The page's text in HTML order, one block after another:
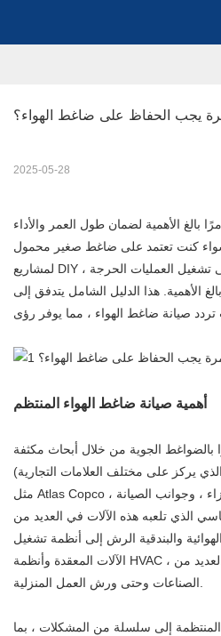
يجب الحفاظ على ضاغط الهواء؟
2025-05-28
بالغ الأهمية لضمان طول العمر والأداء
سواء كنت تعتمد على ضاغط صغير محمول
لمشاريع DIY أو وحدة صناعية كبيرة تعمل على تشغيل العمليات الحرجة ،
الأهمية. هذا الدليل الشامل يتدفق إلى
بالضواغط الجوية من خلال أبحاث مكثفة
(كما هو واضح في تاريخ البحث الذي يركز على مختلف العلامات التجارية
مثل Atlas Copco ، ونماذج محددة ، وأجزاء ، وجوانب الصيانة) ، من
الذي تلعبه هذه الآلات في العديد من
والبندقية الرش إلى أنظمة تشغيل
الآلات المعقدة وأنظمة HVAC ، تعد ضواغط الهواء هي عمل العديد من
الصناعات وحتى ورش العمل المنزلية.
إلى سلسلة من المشكلات ، بما